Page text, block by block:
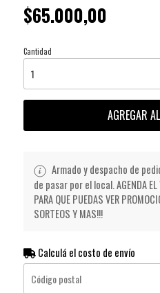
$65.000,00
Cantidad
AGREGAR
Armado y despacho de
de pasar por el local. AGENDA EL
PARA QUE PUEDAS VER
SORTEOS Y MAS!!!
Calculá el costo de envío